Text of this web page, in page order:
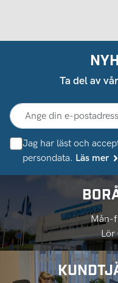
Ta del av
Jag har läst och
persondata. Läs mer
Mån-
Lör